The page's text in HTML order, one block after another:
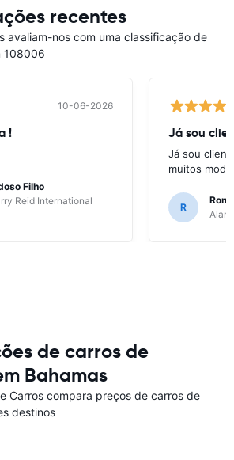
recentes
avaliam-nos com uma classificação de
108006
10-06-2026
!
Filho
Reid International
Já sou
Já sou
muitos
R
de carros de
Bahamas
Carros compara preços de carros de
destinos